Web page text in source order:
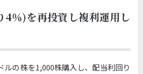
4％)を再投資し複利運用し
ルの株を1,000株購入し、配当利回り